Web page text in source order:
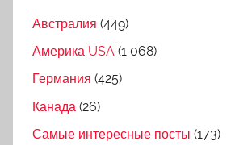
Австралия (449)
Америка USA (1 068)
Германия (425)
Канада (26)
Самые интересные посты (173)